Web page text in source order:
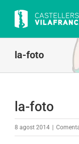
content
la-foto
la-foto
8 agost 2014